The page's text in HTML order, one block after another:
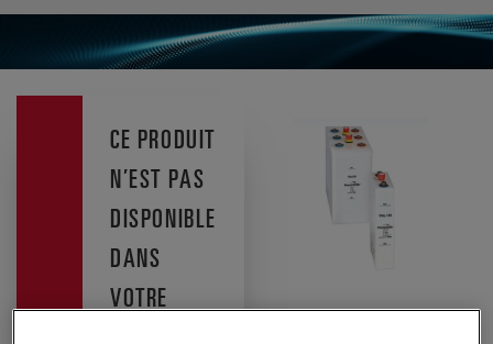
CE PRODUIT
N’EST PAS
DISPONIBLE
DANS
VOTRE